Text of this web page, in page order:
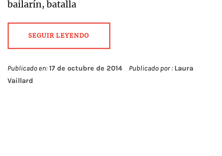
bailarín, batalla
SEGUIR LEYENDO
Publicado en:17 de octubre de 2014 Publicado por : Laura
Vaillard